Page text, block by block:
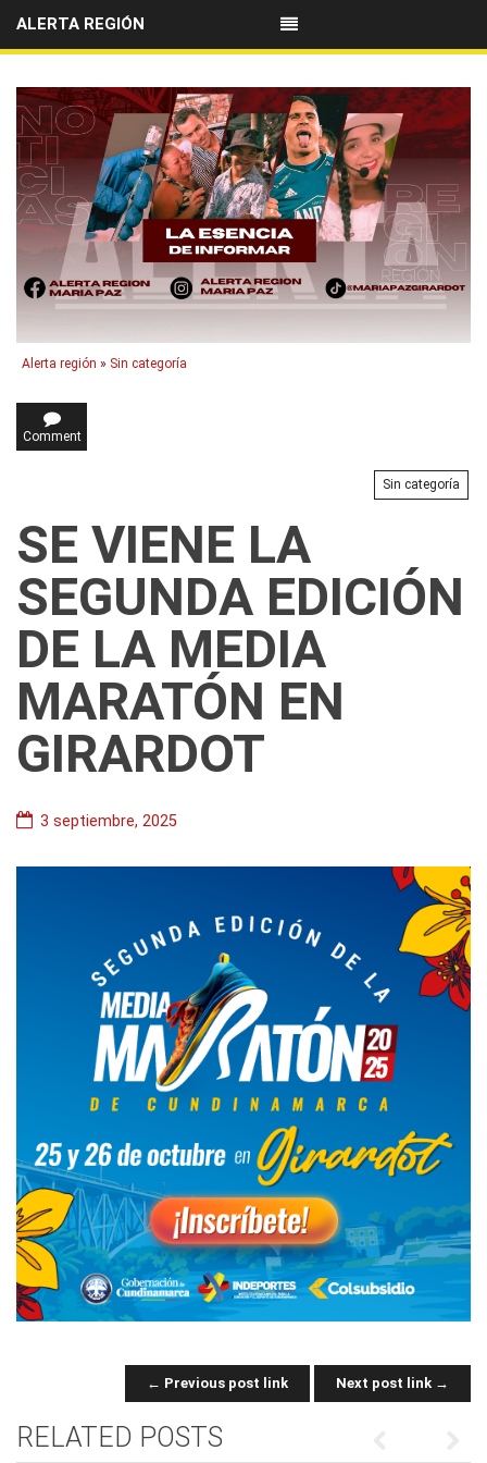
ALERTA REGIÓN
Alerta región » Sin categoría
Comment
Sin categoría
SE VIENE LA
SEGUNDA EDICIÓN
DE LA MEDIA
MARATÓN EN
GIRARDOT
3 septiembre, 2025
POST NAVIGATION
← Previous post link Next post link →
RELATED POSTS